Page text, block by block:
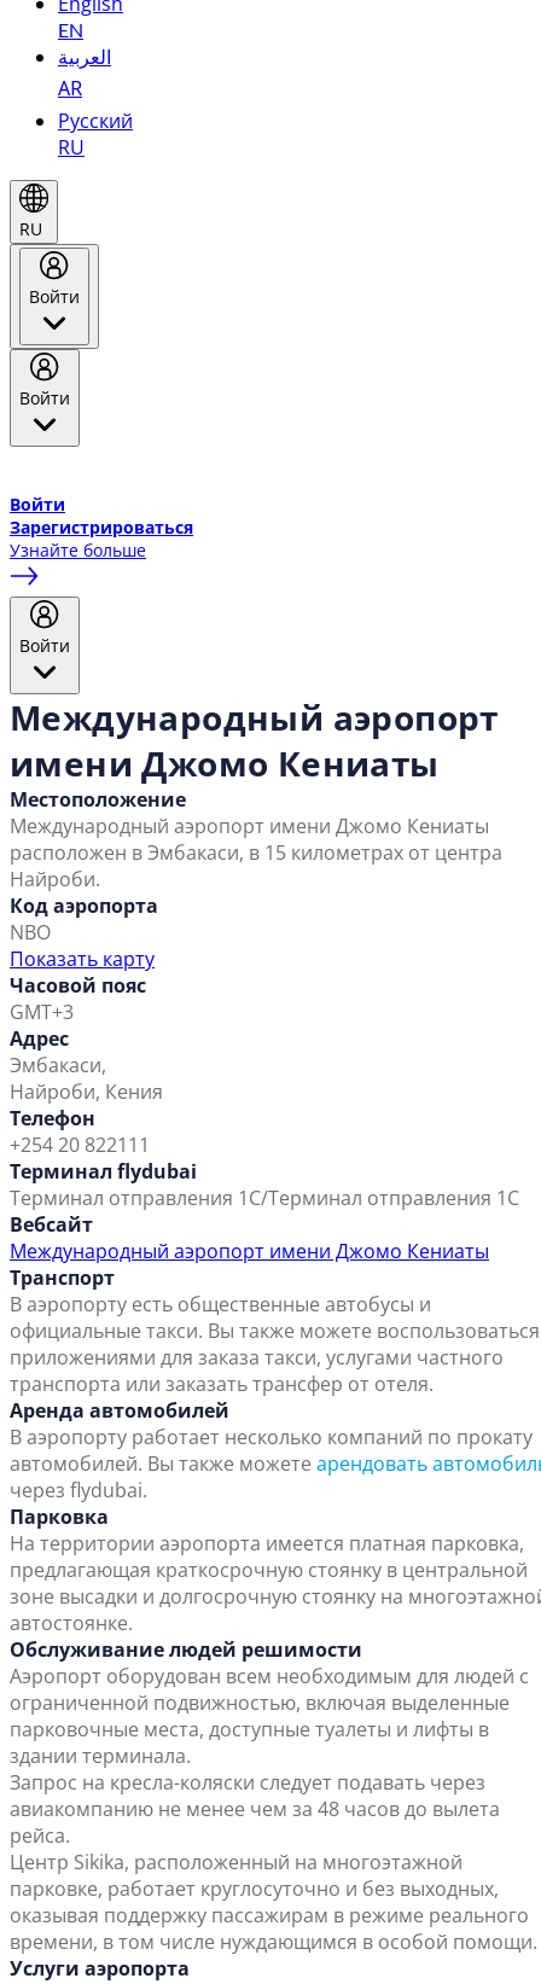
EN
العربية
AR
Русский
RU
RU
Войти
Войти
Войти
Зарегистрироваться
Узнайте больше
Войти
Международный аэропорт
имени Джомо Кениаты
Местоположение
Международный аэропорт имени Джомо Кениаты
расположен в Эмбакаси, в 15 километрах от центра
Найроби.
Код аэропорта
NBO
Показать карту
Часовой пояс
GMT+3
Адрес
Эмбакаси,
Найроби, Кения
Телефон
+254 20 822111
Терминал flydubai
Терминал отправления 1C/Терминал отправления 1C
Вебсайт
Международный аэропорт имени Джомо Кениаты
Транспорт
В аэропорту есть общественные автобусы и
официальные такси. Вы также можете воспользоваться
приложениями для заказа такси, услугами частного
транспорта или заказать трансфер от отеля.
Аренда автомобилей
В аэропорту работает несколько компаний по прокату
автомобилей. Вы также можете арендовать
через flydubai.
Парковка
На территории аэропорта имеется платная парковка,
предлагающая краткосрочную стоянку в центральной
зоне высадки и долгосрочную стоянку на
автостоянке.
Обслуживание людей решимости
Аэропорт оборудован всем необходимым для людей с
ограниченной подвижностью, включая выделенные
парковочные места, доступные туалеты и лифты в
здании терминала.
Запрос на кресла-коляски следует подавать через
авиакомпанию не менее чем за 48 часов до вылета
рейса.
Центр Sikika, расположенный на многоэтажной
парковке, работает круглосуточно и без выходных,
оказывая поддержку пассажирам в режиме реального
времени, в том числе нуждающимся в особой помощи.
Услуги аэропорта